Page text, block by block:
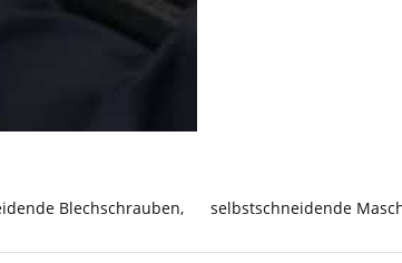
Blechschrauben, selbstschneidende